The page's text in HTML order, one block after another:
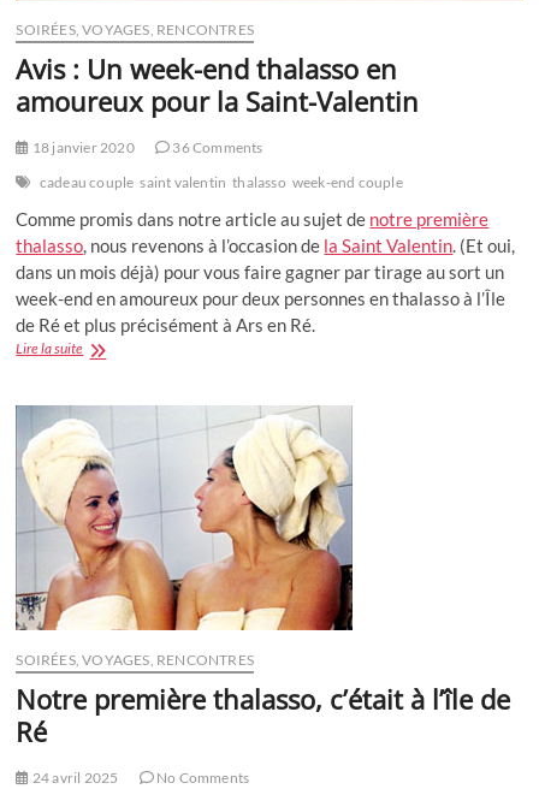
SOIRÉES, VOYAGES, RENCONTRES
Avis : Un week-end thalasso en
amoureux pour la Saint-Valentin
18 janvier 2020
36 Comments
cadeau couple saint valentin thalasso week-end couple
Comme promis dans notre article au sujet de notre première
thalasso, nous revenons à l’occasion de la Saint Valentin. (Et oui,
dans un mois déjà) pour vous faire gagner par tirage au sort un
week-end en amoureux pour deux personnes en thalasso à l’Île
de Ré et plus précisément à Ars en Ré.
Lire la suiteAvis
end
thalasso
en
amoureux
pour
la
Saint-
Valentin
SOIRÉES, VOYAGES, RENCONTRES
Notre première thalasso, c’était à l’île de
Ré
24 avril 2025
No Comments